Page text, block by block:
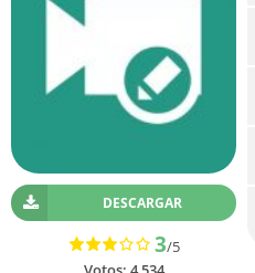
DESCARGAR
3/5